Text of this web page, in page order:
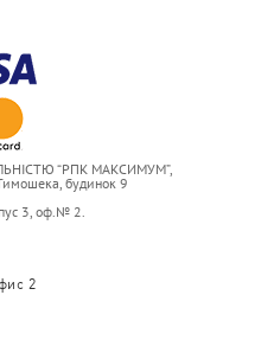
“РПК МАКСИМУМ”,
будинок 9
3, оф.№ 2.
2